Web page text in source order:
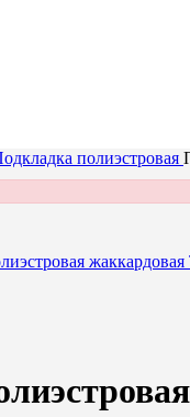
полиэстровая